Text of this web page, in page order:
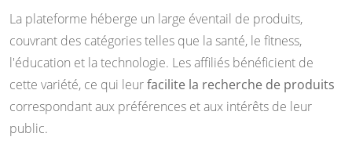
La plateforme héberge un large éventail de produits,
couvrant des catégories telles que la santé, le fitness,
l'éducation et la technologie. Les affiliés bénéficient de
cette variété, ce qui leurfacilite la recherche de produits
correspondant aux préférences et aux intérêts de leur
public.